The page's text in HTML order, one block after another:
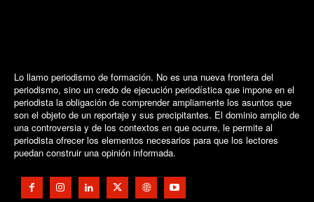
Lo llamo periodismo de formación. No es una nueva frontera del
periodismo, sino un credo de ejecución periodística que impone en el
periodista la obligación de comprender ampliamente los asuntos que
son el objeto de un reportaje y sus precipitantes. El dominio amplio de
una controversia y de los contextos en que ocurre, le permite al
periodista ofrecer los elementos necesarios para que los lectores
puedan construir una opinión informada.